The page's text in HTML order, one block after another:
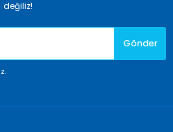
değiliz!
Gönder